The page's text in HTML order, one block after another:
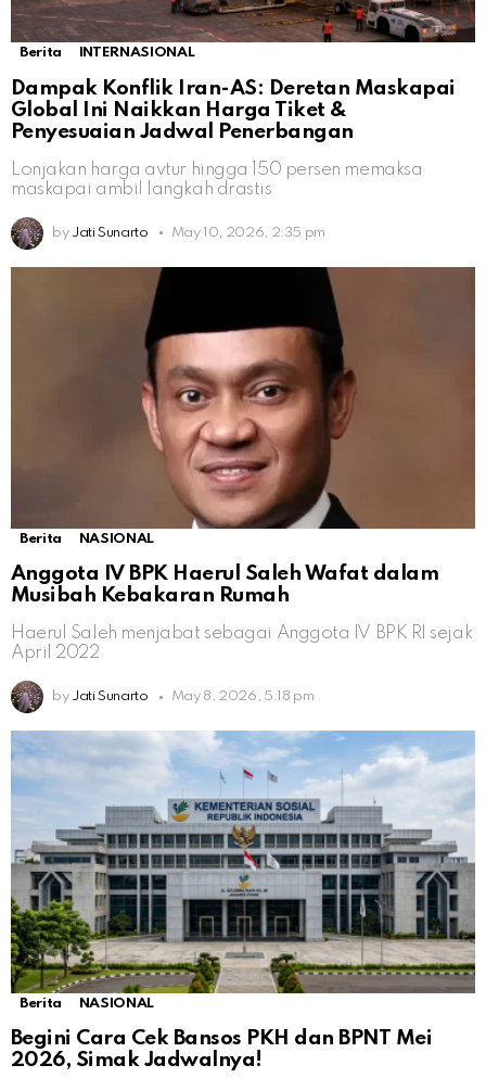
Berita INTERNASIONAL
Dampak Konflik Iran-AS: Deretan Maskapai
Global Ini Naikkan Harga Tiket &
Penyesuaian Jadwal Penerbangan
Lonjakan harga avtur hingga 150 persen memaksa
maskapai ambil langkah drastis
by Jati Sunarto May 10, 2026, 2:35 pm
Berita NASIONAL
Anggota IV BPK Haerul Saleh Wafat dalam
Musibah Kebakaran Rumah
Haerul Saleh menjabat sebagai Anggota IV BPK RI sejak
April 2022
by Jati Sunarto May 8, 2026, 5:18 pm
Berita NASIONAL
Begini Cara Cek Bansos PKH dan BPNT Mei
2026, Simak Jadwalnya!